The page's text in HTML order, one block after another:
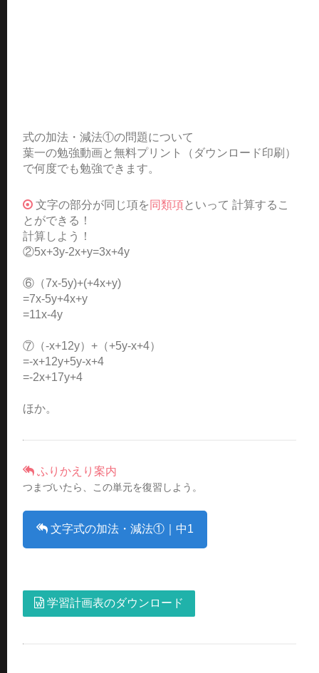
式の加法・減法①の問題について
葉一の勉強動画と無料プリント（ダウンロード印刷）
で何度でも勉強できます。
文字の部分が同じ項を 同類項といって 計算するこ
とができる！
計算しよう！
②5x+3y-2x+y=3x+4y
⑥（7x-5y)+(+4x+y)
=7x-5y+4x+y
=11x-4y
⑦（-x+12y）+（+5y-x+4）
=-x+12y+5y-x+4
=-2x+17y+4
ほか。
ふりかえり案内
つまづいたら、この単元を復習しよう。
文字式の加法・減法①｜中1
学習計画表のダウンロード